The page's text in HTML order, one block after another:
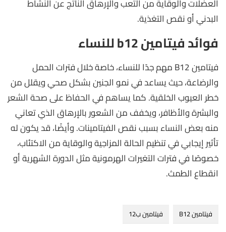
العضلات والوقاية من التعب والإرهاق الناتج عن النشاط
البدني أو نقص التغذية.
فوائد فيتامين b12 للنساء
فيتامين B12 مهم جدًا للنساء، خاصة خلال فترات الحمل
والرضاعة، حيث يساعد في نمو الجنين بشكل صحي ويقلل من
خطر العيوب الخلقية. كما يساهم في الحفاظ على صحة الشعر
والبشرة والأظافر، ويخفف من الشعور بالإرهاق الذي تعاني
منه بعض النساء بسبب نقص الفيتامينات. وأيضًا، قد يكون له
تأثير إيجابي في تنظيم الحالة المزاجية والوقاية من الاكتئاب،
خصوصًا في فترات التغيرات الهرمونية مثل الدورة الشهرية أو
انقطاع الطمث.
فيتامين B12 فيتامين ب12